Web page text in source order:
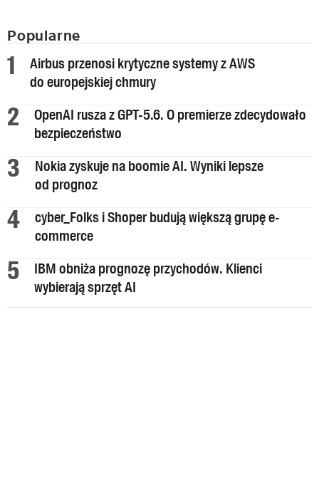
Popularne
Airbus przenosi krytyczne systemy z AWS
do europejskiej chmury
OpenAI rusza z GPT-5.6. O premierze zdecydowało
bezpieczeństwo
Nokia zyskuje na boomie AI. Wyniki lepsze
od prognoz
cyber_Folks i Shoper budują większą grupę e-
commerce
IBM obniża prognozę przychodów. Klienci
wybierają sprzęt AI